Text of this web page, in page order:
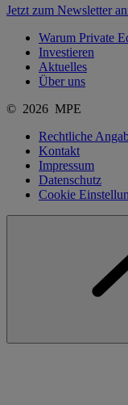
Jetzt zum Newsletter
Warum Private
Investieren
Aktuelles
Über uns
© 2026 MPE
Rechtliche
Kontakt
Impressum
Datenschutz
Cookie